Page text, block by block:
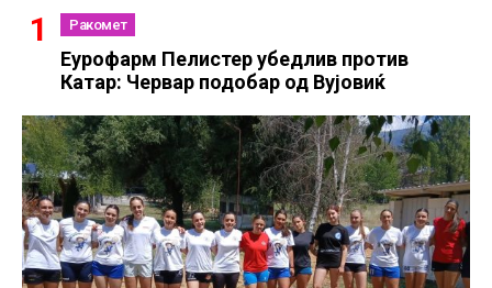
Ракомет
Еурофарм Пелистер убедлив против
Катар: Червар подобар од Вујовиќ